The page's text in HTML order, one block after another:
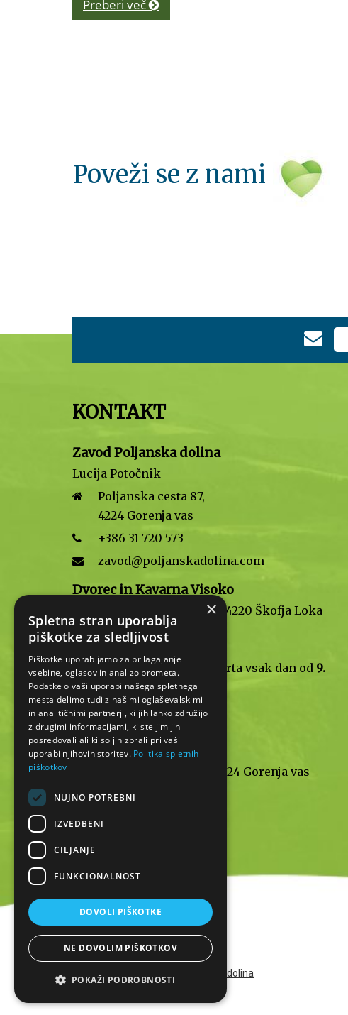
Preberi več
Poveži se z nami
KONTAKT
Zavod Poljanska dolina
Lucija Potočnik
Poljanska cesta 87,
4224 Gorenja vas
+386 31 720 573
zavod@poljanskadolina.com
Dvorec in Kavarna Visoko
Visoko pri Poljanah 1, 4220 Škofja Loka
+386 30 489 177
Kavarna Visoko je odprta vsak dan od 9.
do 20. ure.
INFO TOČKA
Poljanska cesta 55a, 4224 Gorenja vas
+386 31 720 573
Pon - sre: 9 - 14
Vse pravice pridržane © Poljanska dolina
×
Spletna stran uporablja
piškotke za sledljivost
Piškotke uporabljamo za prilagajanje
vsebine, oglasov in analizo prometa.
Podatke o vaši uporabi našega spletnega
mesta delimo tudi z našimi oglaševalskimi
in analitičnimi partnerji, ki jih lahko združijo
z drugimi informacijami, ki ste jim jih
posredovali ali ki so jih zbrali pri vaši
uporabi njihovih storitev. Politika spletnih
piškotkov
NUJNO POTREBNI
IZVEDBENI
CILJANJE
FUNKCIONALNOST
DOVOLI PIŠKOTKE
NE DOVOLIM PIŠKOTKOV
POKAŽI PODROBNOSTI